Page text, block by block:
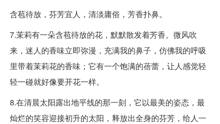
含苞待放，芬芳宜人，清淡庸俗，芳香扑鼻。
7.茉莉有一朵含苞待放的花，默默散发着芳香。微风吹
来，迷人的香味立即弥漫，充满我的鼻子，仿佛我的呼吸
里带着茉莉花的香味；它有一个饱满的蓓蕾，让人感觉轻
轻一碰就好像要开花一样。
8.在清晨太阳露出地平线的那一刻，它以最美的姿态，最
灿烂的笑容迎接初升的太阳，释放出全身的芬芳，给人一